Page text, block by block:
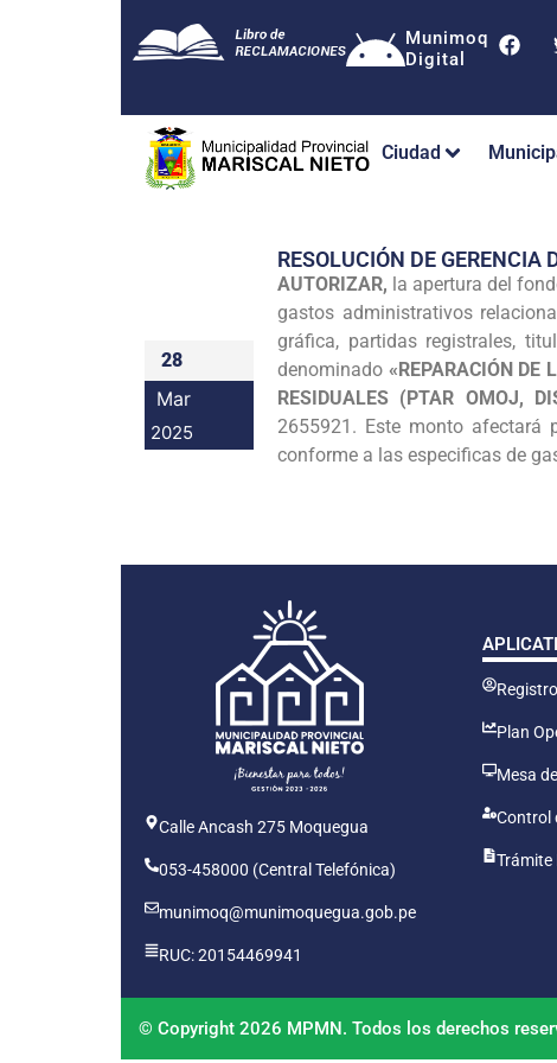
Munimoq
Digital
Ciudad
28
Mar
2025
RESOLUCIÓN DE
AUTORIZAR, la apertura del
gastos administrativos
gráfica, partidas registrales,
denominado «REPARACIÓN DE
RESIDUALES (PTAR OMOJ,
2655921. Este monto afectará
conforme a las especificas de
Calle Ancash 275 Moquegua
053-458000 (Central Telefónica)
munimoq@munimoquegua.gob.pe
RUC: 20154469941
Plan
Mesa
Control
Trámite
© Copyright 2026 MPMN. Todos los derechos